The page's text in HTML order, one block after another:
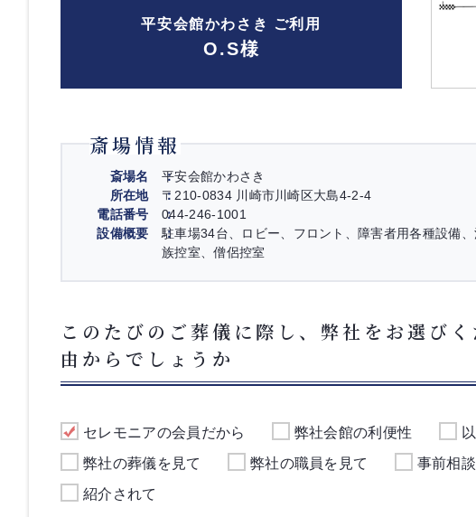
平安会館かわさき ご利用
O.S様
斎場情報
斎場名
平安会館かわさき
所在地
〒210-0834 川崎市川崎区大島4-2-4
電話番号
044-246-1001
設備概要
駐車場34台、ロビー、フロント、障害者用各種設備
族控室、僧侶控室
このたびのご葬儀に際し、弊社をお選び
由からでしょうか
セレモニアの会員だから 弊社会館の利便性
弊社の葬儀を見て
弊社の職員を見て 事前相
紹介されて